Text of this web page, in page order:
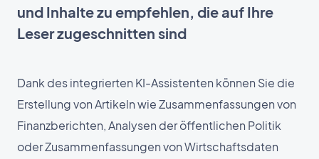
und Inhalte zu empfehlen, die auf Ihre
Leser zugeschnitten sind
Dank des integrierten KI-Assistenten können Sie die
Erstellung von Artikeln wie Zusammenfassungen von
Finanzberichten, Analysen der öffentlichen Politik
oder Zusammenfassungen von Wirtschaftsdaten